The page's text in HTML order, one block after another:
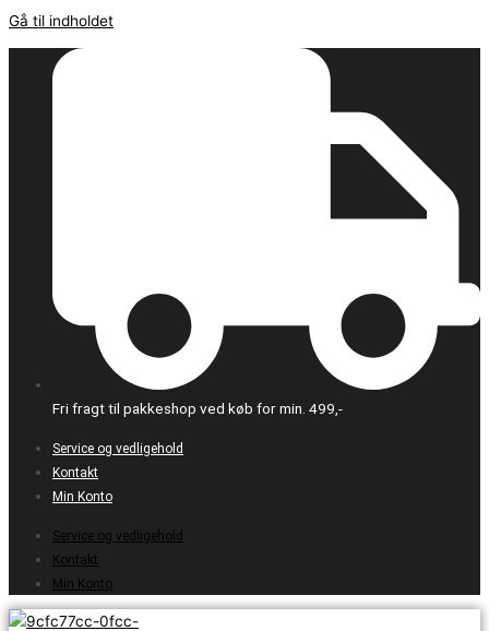
Gå til indholdet
Fri fragt til pakkeshop ved køb for min. 499,-
Service og vedligehold
Kontakt
Min Konto
Service og vedligehold
Kontakt
Min Konto